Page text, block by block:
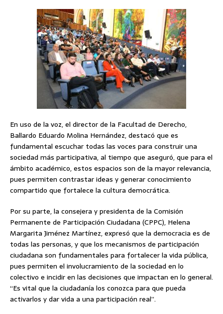
En uso de la voz, el director de la Facultad de Derecho,
Ballardo Eduardo Molina Hernández, destacó que es
fundamental escuchar todas las voces para construir una
sociedad más participativa, al tiempo que aseguró, que para el
ámbito académico, estos espacios son de la mayor relevancia,
pues permiten contrastar ideas y generar conocimiento
compartido que fortalece la cultura democrática.
Por su parte, la consejera y presidenta de la Comisión
Permanente de Participación Ciudadana (CPPC), Helena
Margarita Jiménez Martínez, expresó que la democracia es de
todas las personas, y que los mecanismos de participación
ciudadana son fundamentales para fortalecer la vida pública,
pues permiten el involucramiento de la sociedad en lo
colectivo e incidir en las decisiones que impactan en lo general.
“Es vital que la ciudadanía los conozca para que pueda
activarlos y dar vida a una participación real”.